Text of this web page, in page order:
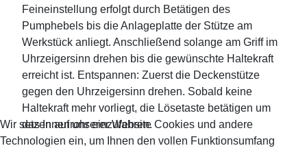
Feineinstellung erfolgt durch Betätigen des
Pumphebels bis die Anlageplatte der Stütze am
Werkstück anliegt. Anschließend solange am Griff im
Uhrzeigersinn drehen bis die gewünschte Haltekraft
erreicht ist. Entspannen: Zuerst die Deckenstütze
gegen den Uhrzeigersinn drehen. Sobald keine
Haltekraft mehr vorliegt, die Lösetaste betätigen um
das Innenrohr einzufahren.
Wir setzen auf unserer Website Cookies und andere
Technologien ein, um Ihnen den vollen Funktionsumfang